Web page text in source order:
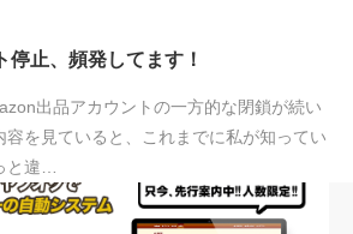
止、頻発してます！
出品アカウントの一方的な閉鎖が続い
容を見ていると、これまでに私が知ってい
と違…